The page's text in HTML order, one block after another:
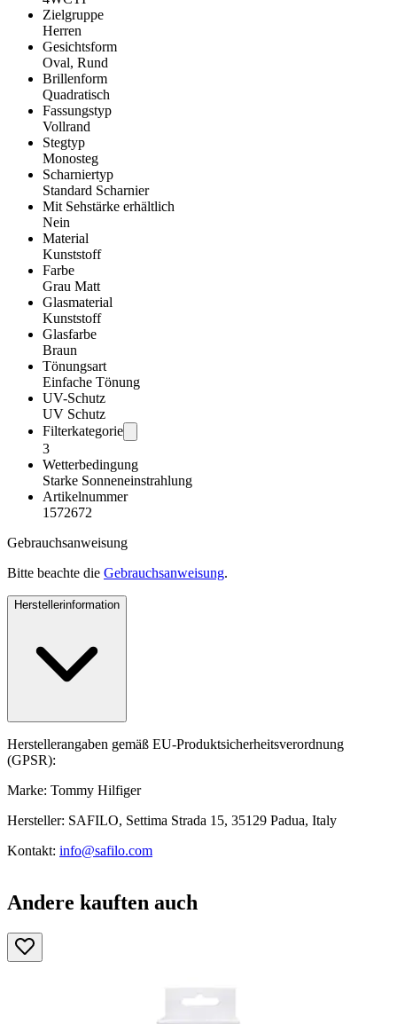
Zielgruppe
Herren
Gesichtsform
Oval, Rund
Brillenform
Quadratisch
Fassungstyp
Vollrand
Stegtyp
Monosteg
Scharniertyp
Standard Scharnier
Mit Sehstärke erhältlich
Nein
Material
Kunststoff
Farbe
Grau Matt
Glasmaterial
Kunststoff
Glasfarbe
Braun
Tönungsart
Einfache Tönung
UV-Schutz
UV Schutz
Filterkategorie
3
Wetterbedingung
Starke Sonneneinstrahlung
Artikelnummer
1572672
Gebrauchsanweisung
Bitte beachte die Gebrauchsanweisung.
Herstellerinformation
Herstellerangaben gemäß EU-Produktsicherheitsverordnung
(GPSR):
Marke: Tommy Hilfiger
Hersteller: SAFILO, Settima Strada 15, 35129 Padua, Italy
Kontakt: info@safilo.com
Andere kauften auch